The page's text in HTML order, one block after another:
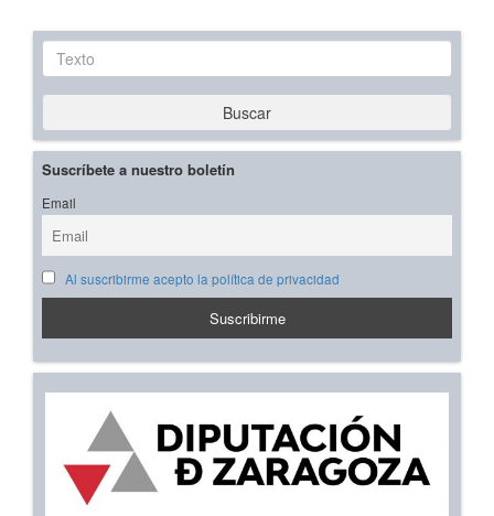
Texto
Buscar
Suscríbete a nuestro boletín
Email
Al suscribirme acepto la política de privacidad